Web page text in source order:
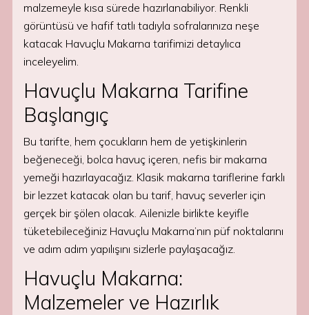
malzemeyle kısa sürede hazırlanabiliyor. Renkli
görüntüsü ve hafif tatlı tadıyla sofralarınıza neşe
katacak Havuçlu Makarna tarifimizi detaylıca
inceleyelim.
Havuçlu Makarna Tarifine
Başlangıç
Bu tarifte, hem çocukların hem de yetişkinlerin
beğeneceği, bolca havuç içeren, nefis bir makarna
yemeği hazırlayacağız. Klasik makarna tariflerine farklı
bir lezzet katacak olan bu tarif, havuç severler için
gerçek bir şölen olacak. Ailenizle birlikte keyifle
tüketebileceğiniz Havuçlu Makarna’nın püf noktalarını
ve adım adım yapılışını sizlerle paylaşacağız.
Havuçlu Makarna:
Malzemeler ve Hazırlık